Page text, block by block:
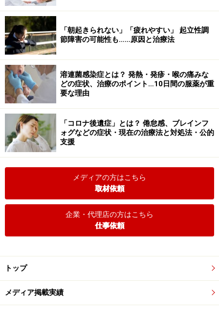
「朝起きられない」「疲れやすい」 起立性調
節障害の可能性も……原因と治療法
溶連菌感染症とは？ 発熱・発疹・喉の痛みな
どの症状、治療のポイント…10日間の服薬が重
要な理由
「コロナ後遺症」とは？ 倦怠感、ブレインフ
ォグなどの症状・現在の治療法と対処法・公的
支援
メディアの方はこちら
取材依頼
企業・代理店の方はこちら
仕事依頼
トップ
メディア掲載実績